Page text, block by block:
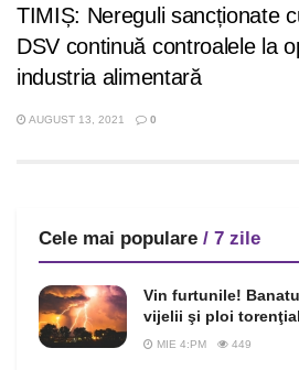
TIMIȘ: Nereguli sancționate
DSV continuă controalele la
industria alimentară
AUGUST 13, 2021 0
Cele mai populare / 7 zile
Vin furtunile!
vijelii şi ploi
MIE 4:PM 449